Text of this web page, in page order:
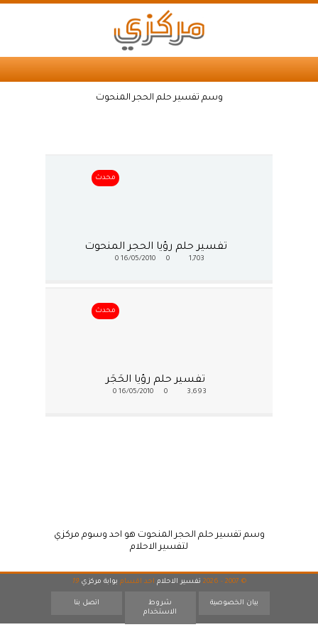
وسم تفسير حلم الحجر المنحوت
محدث
تفسير حلم رؤيا الحجر المنحوت
1,703
16/05/2010
0
محدث
تفسير حلم رؤيا الحَجَر
3,693
16/05/2010
0
وسم تفسير حلم الحجر المنحوت هو احد وسوم مركزي
لتفسير الاحلام
© 2007 - 2026 تفسير الاحلام احد اقسام بوابة مركزي 19
بيان الخصوصية
شروط
الاستخدام
اتصل بنا